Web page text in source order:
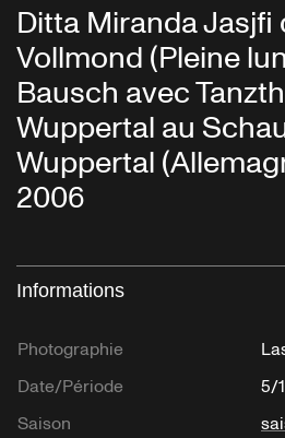
Ditta Miranda Jasjfi
Vollmond (Pleine
Bausch avec
Wuppertal au
Wuppertal
2006
Informations
Photographie
Date/Période
5/
Saison